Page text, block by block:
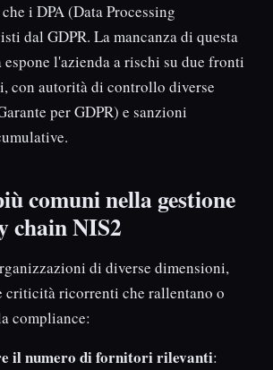
i DPA (Data Processing
dal GDPR. La mancanza di questa
l'azienda a rischi su due fronti
con autorità di controllo diverse
per GDPR) e sanzioni
comuni nella gestione
chain NIS2
di diverse dimensioni,
criticità ricorrenti che rallentano o
compliance:
il numero di fornitori rilevanti: